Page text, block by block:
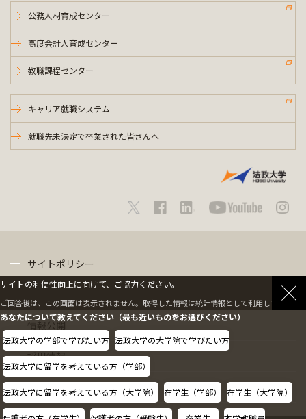
公務人材育成センター
高度会計人育成センター
教職課程センター
キャリア就職システム
就職先未決定で卒業された皆さんへ
サイトポリシー
情報公開
採用情報
教職員の方へ
サイトの利便性向上に向けて、ご協力ください。
ご回答後は、この画面は表示されません。取得した情報は統計情報として利用します。
あなたについて教えてください（最も近いものをお選びください）
法政大学の学部で学びたい方 法政大学の大学院で学びたい方
法政大学に留学を考えている方（学部）
法政大学に留学を考えている方（大学院） 在学生（学部） 在学生（大学院）